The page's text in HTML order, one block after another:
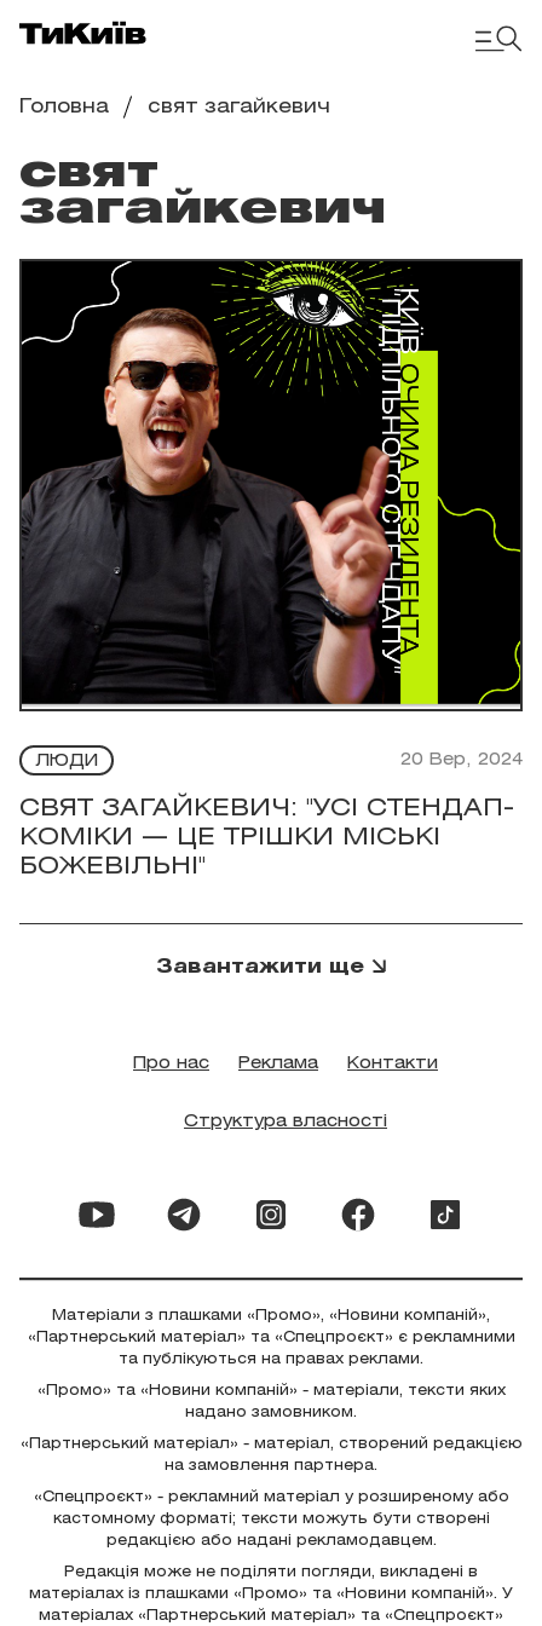
Головна свят загайкевич
свят
загайкевич
ЛЮДИ 20 Вер, 2024
СВЯТ ЗАГАЙКЕВИЧ: "УСІ СТЕНДАП-
КОМІКИ — ЦЕ ТРІШКИ МІСЬКІ
БОЖЕВІЛЬНІ"
Завантажити ще
Про нас Реклама Контакти
Структура власності
Матеріали з плашками «Промо», «Новини компаній»,
«Партнерський матеріал» та «Спецпроєкт» є рекламними
та публікуються на правах реклами.
«Промо» та «Новини компаній» - матеріали, тексти яких
надано замовником.
«Партнерський матеріал» - матеріал, створений редакцією
на замовлення партнера.
«Спецпроєкт» - рекламний матеріал у розширеному або
кастомному форматі; тексти можуть бути створені
редакцією або надані рекламодавцем.
Редакція може не поділяти погляди, викладені в
матеріалах із плашками «Промо» та «Новини компаній». У
матеріалах «Партнерський матеріал» та «Спецпроєкт»